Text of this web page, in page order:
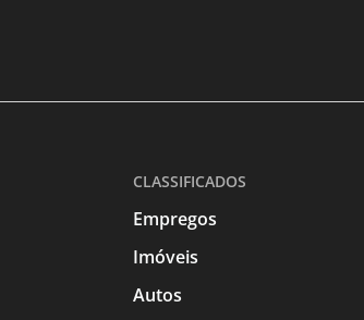
CLASSIFICADOS
Empregos
Imóveis
Autos